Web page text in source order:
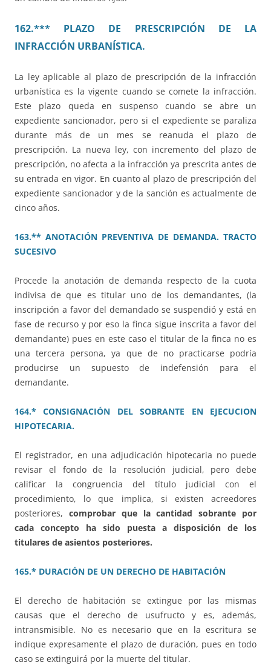
162.*** PLAZO DE PRESCRIPCIÓN DE LA
INFRACCIÓN URBANÍSTICA.
La ley aplicable al plazo de prescripción de la infracción
urbanística es la vigente cuando se comete la infracción.
Este plazo queda en suspenso cuando se abre un
expediente sancionador, pero si el expediente se paraliza
durante más de un mes se reanuda el plazo de
prescripción. La nueva ley, con incremento del plazo de
prescripción, no afecta a la infracción ya prescrita antes de
su entrada en vigor. En cuanto al plazo de prescripción del
expediente sancionador y de la sanción es actualmente de
cinco años.
163.** ANOTACIÓN PREVENTIVA DE DEMANDA. TRACTO
SUCESIVO
Procede la anotación de demanda respecto de la cuota
indivisa de que es titular uno de los demandantes, (la
inscripción a favor del demandado se suspendió y está en
fase de recurso y por eso la finca sigue inscrita a favor del
demandante) pues en este caso el titular de la finca no es
una tercera persona, ya que de no practicarse podría
producirse un supuesto de indefensión para el
demandante.
164.* CONSIGNACIÓN DEL SOBRANTE EN EJECUCION
HIPOTECARIA.
El registrador, en una adjudicación hipotecaria no puede
revisar el fondo de la resolución judicial, pero debe
calificar la congruencia del título judicial con el
procedimiento, lo que implica, si existen acreedores
posteriores, comprobar que la cantidad sobrante por
cada concepto ha sido puesta a disposición de los
titulares de asientos posteriores.
165.* DURACIÓN DE UN DERECHO DE HABITACIÓN
El derecho de habitación se extingue por las mismas
causas que el derecho de usufructo y es, además,
intransmisible. No es necesario que en la escritura se
indique expresamente el plazo de duración, pues en todo
caso se extinguirá por la muerte del titular.